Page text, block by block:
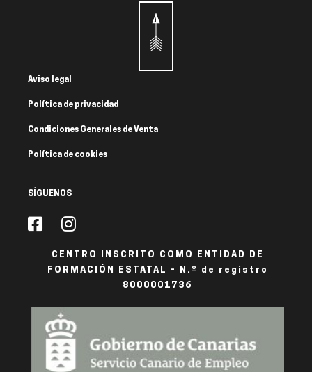
Aviso legal
Política de privacidad
Condiciones Generales de Venta
Política de cookies
SÍGUENOS
CENTRO INSCRITO COMO ENTIDAD DE
FORMACIÓN ESTATAL - N.º de registro
8000001736